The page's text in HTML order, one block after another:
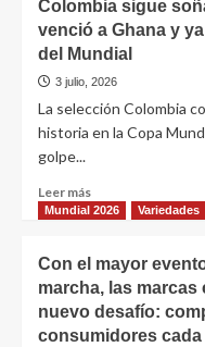
Colombia sigue
venció a Ghana y
del Mundial
3 julio, 2026
La selección Colombia
historia en la Copa
golpe...
Leer más
Mundial 2026 Variedades
Con el mayor
marcha, las
nuevo desafío:
consumidores